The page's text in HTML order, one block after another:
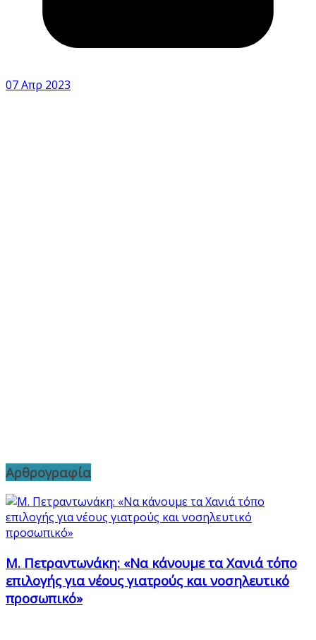
07 Απρ 2023
Αρθρογραφία
Μ. Πετραντωνάκη: «Να κάνουμε τα Χανιά τόπο
επιλογής για νέους γιατρούς και νοσηλευτικό
προσωπικό»